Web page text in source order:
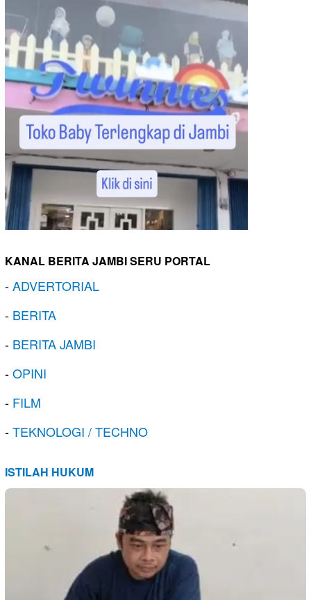
KANAL BERITA JAMBI SERU PORTAL
-ADVERTORIAL
- BERITA
- BERITA JAMBI
-OPINI
- FILM
-TEKNOLOGI / TECHNO
ISTILAH HUKUM